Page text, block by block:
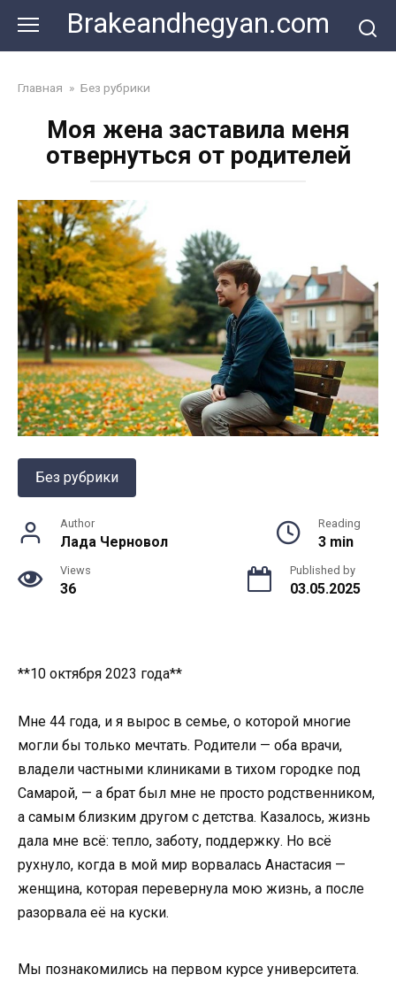
content
Brakeandhegyan.com
Главная » Без рубрики
Моя жена заставила меня
отвернуться от родителей
Без рубрики
Author
Лада Черновол
Reading
3 min
Views
36
Published by
03.05.2025
**10 октября 2023 года**
Мне 44 года, и я вырос в семье, о которой многие
могли бы только мечтать. Родители — оба врачи,
владели частными клиниками в тихом городке под
Самарой, — а брат был мне не просто родственником,
а самым близким другом с детства. Казалось, жизнь
дала мне всё: тепло, заботу, поддержку. Но всё
рухнуло, когда в мой мир ворвалась Анастасия —
женщина, которая перевернула мою жизнь, а после
разорвала её на куски.
Мы познакомились на первом курсе университета.